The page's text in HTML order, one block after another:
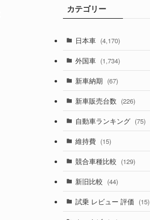
ブカテゴリー
日本車 (4,170)
(1,320)
(329)
(525)
(356)
(328)
(194)
(230)
(253)
外国車 (1,734)
(188)
(242)
(85)
(84)
(14)
(222)
新車納期 (67)
(28)
(8)
(3)
(3)
(5)
新車販売台数 (226)
(21)
(5)
(7)
自動車ランキング (75)
維持費 (15)
競合車種比較 (129)
新旧比較 (44)
試乗 レビュー 評価 (15)